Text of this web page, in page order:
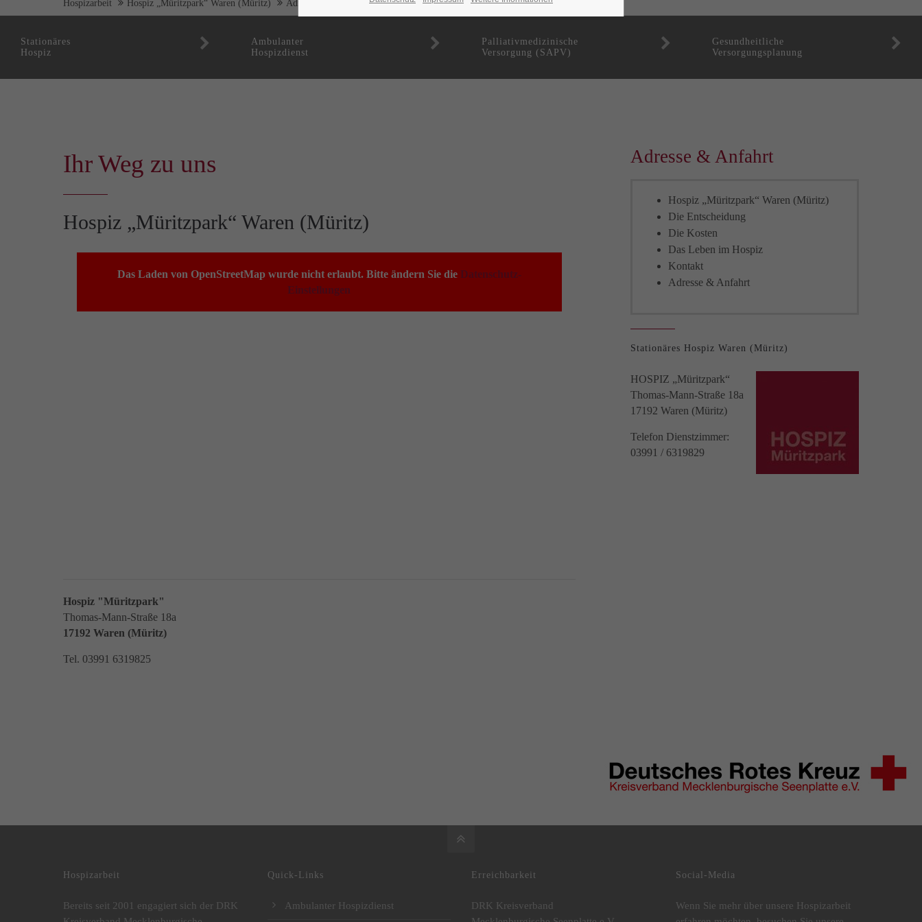
Hospizarbeit Hospiz „Müritzpark“ Waren (Müritz) Adresse & Anfahrt
Stationäres
Hospiz
Ambulanter
Hospizdienst
Palliativmedizinische
Versorgung (SAPV)
Gesundheitliche
Versorgungsplanung
Ihr Weg zu uns
Hospiz „Müritzpark“ Waren (Müritz)
Das Laden von OpenStreetMap wurde nicht erlaubt. Bitte ändern Sie die Datenschutz-
Einstellungen
Hospiz "Müritzpark"
Thomas-Mann-Straße 18a
17192 Waren (Müritz)
Tel. 03991 6319825
Adresse & Anfahrt
Hospiz „Müritzpark“ Waren (Müritz)
Die Entscheidung
Die Kosten
Das Leben im Hospiz
Kontakt
Adresse & Anfahrt
Stationäres Hospiz Waren (Müritz)
HOSPIZ „Müritzpark“
Thomas-Mann-Straße 18a
17192 Waren (Müritz)
Telefon Dienstzimmer:
03991 / 6319829
Hospizarbeit
Bereits seit 2001 engagiert sich der DRK
Quick-Links
Ambulanter Hospizdienst
Erreichbarkeit
DRK Kreisverband
Social-Media
Wenn Sie mehr über unsere Hospizarbeit